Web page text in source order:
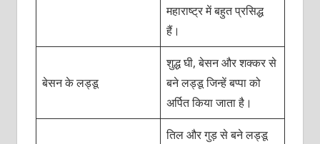
महाराष्ट्र में बहुत प्रसिद्ध
हैं।
बेसन के लड्डू
शुद्ध घी, बेसन और शक्कर से
बने लड्डू जिन्हें बप्पा को
अर्पित किया जाता है।
तिल और गुड़ से बने लड्डू